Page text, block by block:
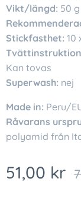
Vikt/längd: 50
Stickfasthet: 10
Kan tovas
Superwash: nej
Made in: Peru/
Råvarans
polyamid från
51,00 kr